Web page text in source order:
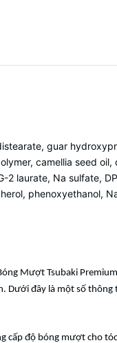
guar
camellia seed oil,
laurate, Na sulfate,
phenoxyethanol,
Mượt Tsubaki
Dưới đây là một số thông
cấp độ bóng mượt cho